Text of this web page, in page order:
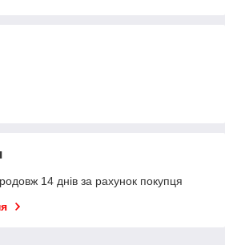
14 днів за рахунок покупця